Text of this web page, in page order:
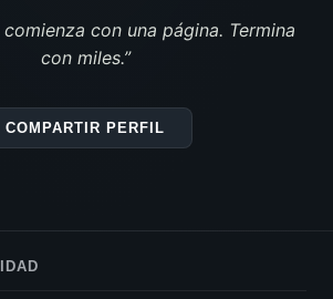
con una página. Termina
con miles.”
COMPARTIR PERFIL